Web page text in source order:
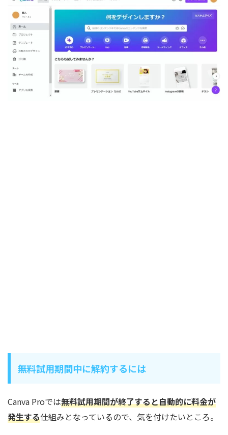
無料試用期間中に解約するには
Canva Proでは無料試用期間が終了すると自動的に料金が
発生する仕組みとなっているので、気を付けたいところ。